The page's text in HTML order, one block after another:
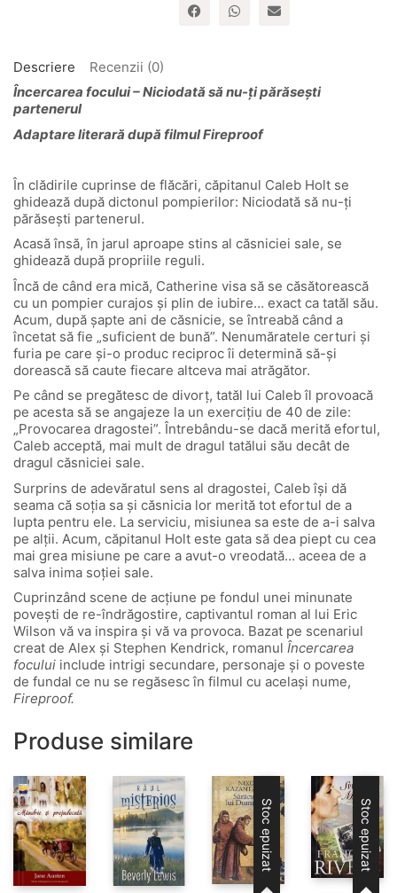
Descriere
Recenzii (0)
Încercarea focului – Niciodată să nu-ți părăsești
partenerul
Adaptare literară după filmul Fireproof
În clădirile cuprinse de flăcări, căpitanul Caleb Holt se
ghidează după dictonul pompierilor: Niciodată să nu-ți
părăsești partenerul.
Acasă însă, în jarul aproape stins al căsniciei sale, se
ghidează după propriile reguli.
Încă de când era mică, Catherine visa să se căsătorească
cu un pompier curajos și plin de iubire… exact ca tatăl său.
Acum, după șapte ani de căsnicie, se întreabă când a
încetat să fie „suficient de bună”. Nenumăratele certuri și
furia pe care și-o produc reciproc îi determină să-și
dorească să caute fiecare altceva mai atrăgător.
Pe când se pregătesc de divorț, tatăl lui Caleb îl provoacă
pe acesta să se angajeze la un exercițiu de 40 de zile:
„Provocarea dragostei”. Întrebându-se dacă merită efortul,
Caleb acceptă, mai mult de dragul tatălui său decât de
dragul căsniciei sale.
Surprins de adevăratul sens al dragostei, Caleb își dă
seama că soția sa și căsnicia lor merită tot efortul de a
lupta pentru ele. La serviciu, misiunea sa este de a-i salva
pe alții. Acum, căpitanul Holt este gata să dea piept cu cea
mai grea misiune pe care a avut-o vreodată… aceea de a
salva inima soției sale.
Cuprinzând scene de acțiune pe fondul unei minunate
povești de re-îndrăgostire, captivantul roman al lui Eric
Wilson vă va inspira și vă va provoca. Bazat pe scenariul
creat de Alex și Stephen Kendrick, romanul Încercarea
focului include intrigi secundare, personaje și o poveste
de fundal ce nu se regăsesc în filmul cu același nume,
Fireproof.
Produse similare
Stoc epuizat Stoc epuizat